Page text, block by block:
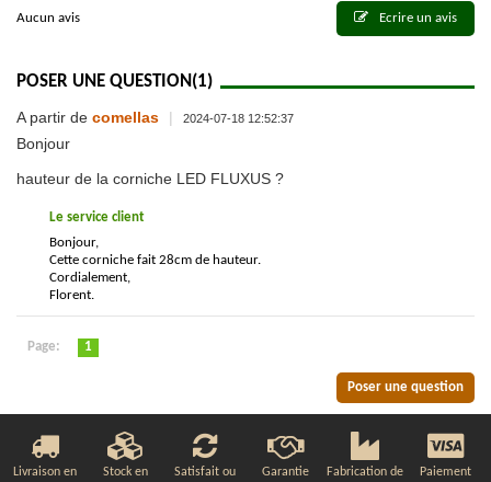
Aucun avis Ecrire un avis
POSER UNE QUESTION(1)
A partir de comellas | 2024-07-18 12:52:37
Bonjour
hauteur de la corniche LED FLUXUS ?
Le service client
Bonjour,
Cette corniche fait 28cm de hauteur.
Cordialement,
Florent.
Page: 1
Poser une question
Livraison en Stock en Satisfait ou Garantie Fabrication de Paiement